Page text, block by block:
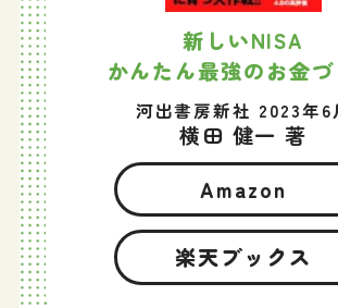
新しいNISA
かんたん最強のお金づ
河出書房新社 2023年6
横田 健一 著
Amazon
楽天ブックス